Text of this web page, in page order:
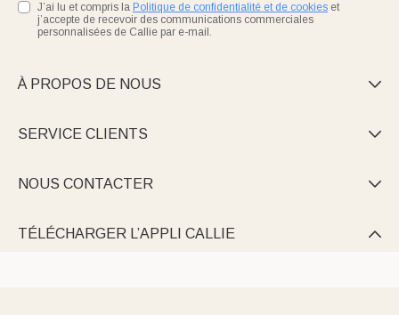
J’ai lu et compris la Politique de confidentialité et de cookies et
j’accepte de recevoir des communications commerciales
personnalisées de Callie par e-mail.
À PROPOS DE NOUS 
SERVICE CLIENTS 
NOUS CONTACTER 
TÉLÉCHARGER L’APPLI CALLIE 